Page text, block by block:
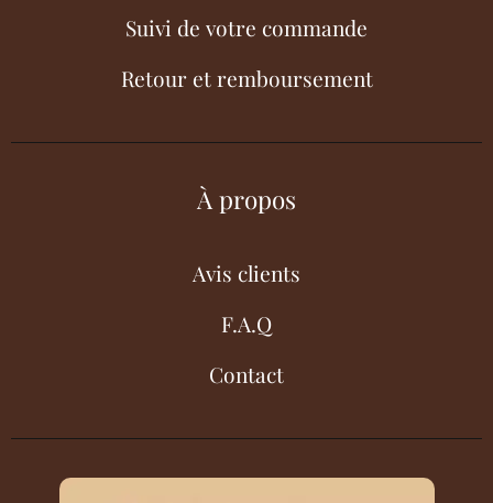
Suivi de votre commande
Retour et remboursement
À propos
Avis clients
F.A.Q
Contact